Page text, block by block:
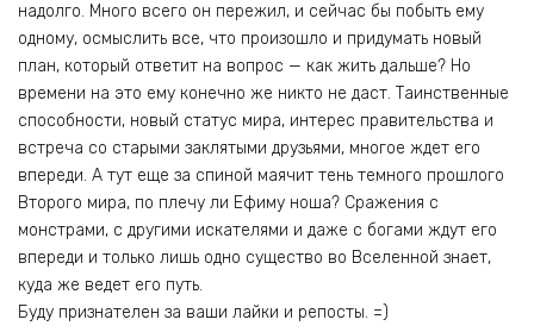
надолго. Много всего он пережил, и сейчас бы побыть ему
одному, осмыслить все, что произошло и придумать новый
план, который ответит на вопрос — как жить дальше? Но
времени на это ему конечно же никто не даст. Таинственные
способности, новый статус мира, интерес правительства и
встреча со старыми заклятыми друзьями, многое ждет его
впереди. А тут еще за спиной маячит тень темного прошлого
Второго мира, по плечу ли Ефиму ноша? Сражения с
монстрами, с другими искателями и даже с богами ждут его
впереди и только лишь одно существо во Вселенной знает,
куда же ведет его путь.
Буду признателен за ваши лайки и репосты. =)